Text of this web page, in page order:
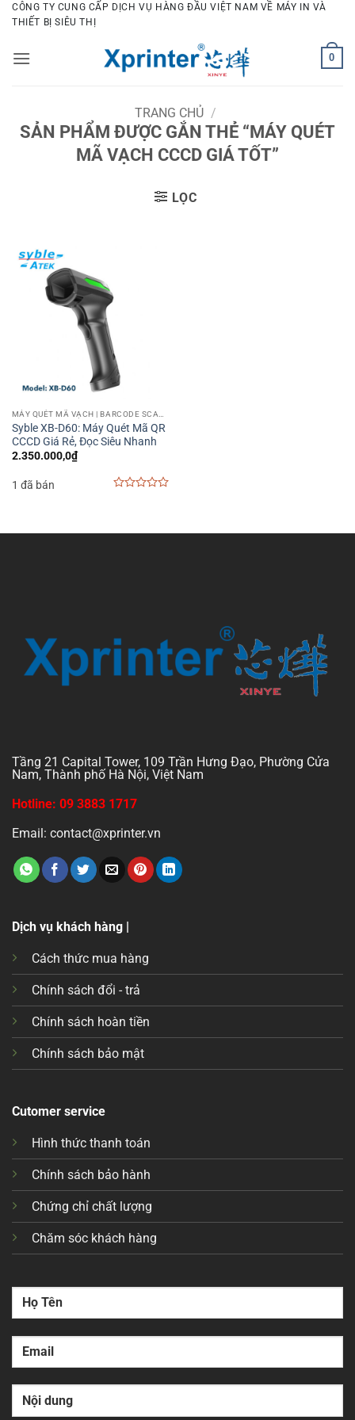
Bỏ
qua
dung
CÔNG TY CUNG CẤP DỊCH VỤ HÀNG ĐẦU VIỆT NAM VỀ MÁY IN VÀ
THIẾT BỊ SIÊU THỊ
0
TRANG CHỦ /
SẢN PHẨM ĐƯỢC GẮN THẺ “MÁY QUÉT
MÃ VẠCH CCCD GIÁ TỐT”
LỌC
Syble XB-D60: Máy Quét Mã QR
CCCD Giá Rẻ, Đọc Siêu Nhanh
2.350.000,0₫
1 đã bán
5
Tầng 21 Capital Tower, 109 Trần Hưng Đạo, Phường Cửa
Nam, Thành phố Hà Nội, Việt Nam
Hotline: 09 3883 1717
Email: contact@xprinter.vn
Dịch vụ khách hàng |
Cách thức mua hàng
Chính sách đổi - trả
Chính sách hoàn tiền
Chính sách bảo mật
Cutomer service
Hình thức thanh toán
Chính sách bảo hành
Chứng chỉ chất lượng
Chăm sóc khách hàng